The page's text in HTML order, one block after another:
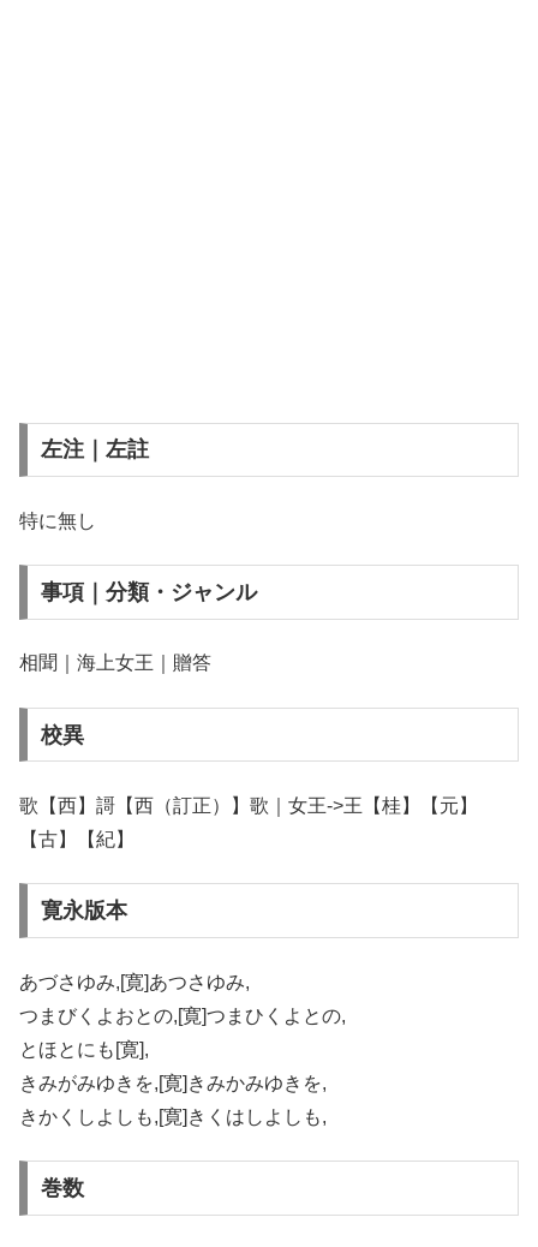
左注｜左註
特に無し
事項｜分類・ジャンル
相聞｜海上女王｜贈答
校異
歌【西】謌【西（訂正）】歌｜女王->王【桂】【元】
【古】【紀】
寛永版本
あづさゆみ,[寛]あつさゆみ,
つまびくよおとの,[寛]つまひくよとの,
とほとにも[寛],
きみがみゆきを,[寛]きみかみゆきを,
きかくしよしも,[寛]きくはしよしも,
巻数